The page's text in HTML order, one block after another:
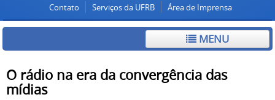
Contato Serviços da UFRB Área de Imprensa
MENU
O rádio na era da convergência das
mídias